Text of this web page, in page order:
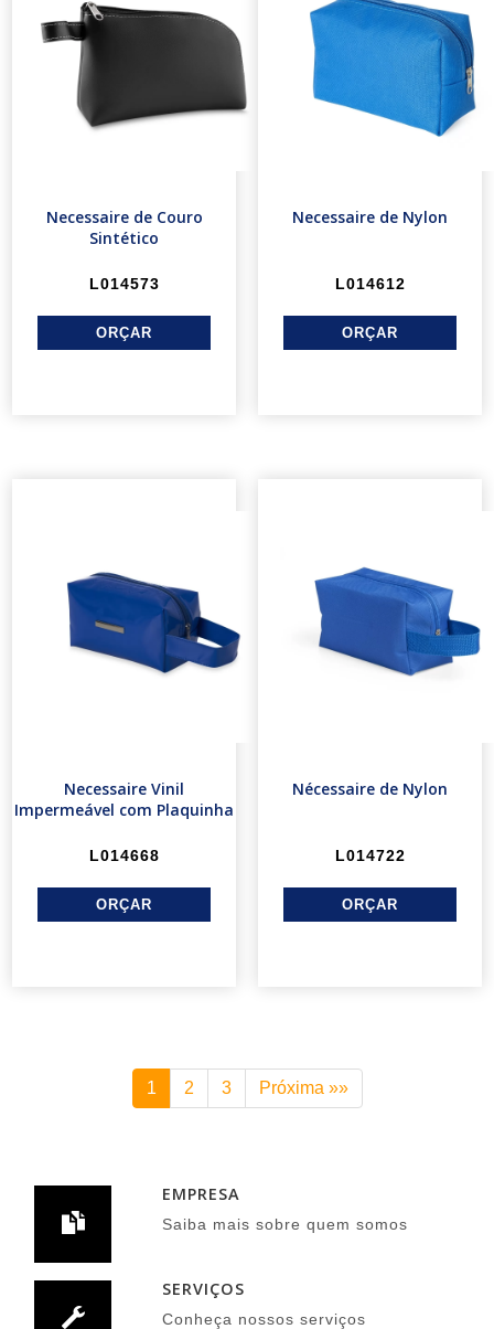
Necessaire de Couro
Sintético
L014573
Necessaire de Nylon
L014612
Necessaire Vinil
Impermeável com Plaquinha
L014668
Nécessaire de Nylon
L014722
1 2 3 Próxima »»
EMPRESA
Saiba mais sobre quem somos
SERVIÇOS
Conheça nossos serviços